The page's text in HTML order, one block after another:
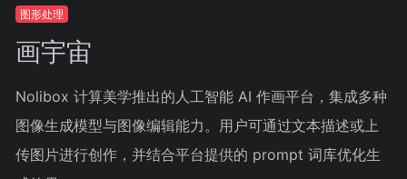
图形处理
画宇宙
Nolibox 计算美学推出的人工智能 AI 作画平台，集成多种
图像生成模型与图像编辑能力。用户可通过文本描述或上
传图片进行创作，并结合平台提供的 prompt 词库优化生